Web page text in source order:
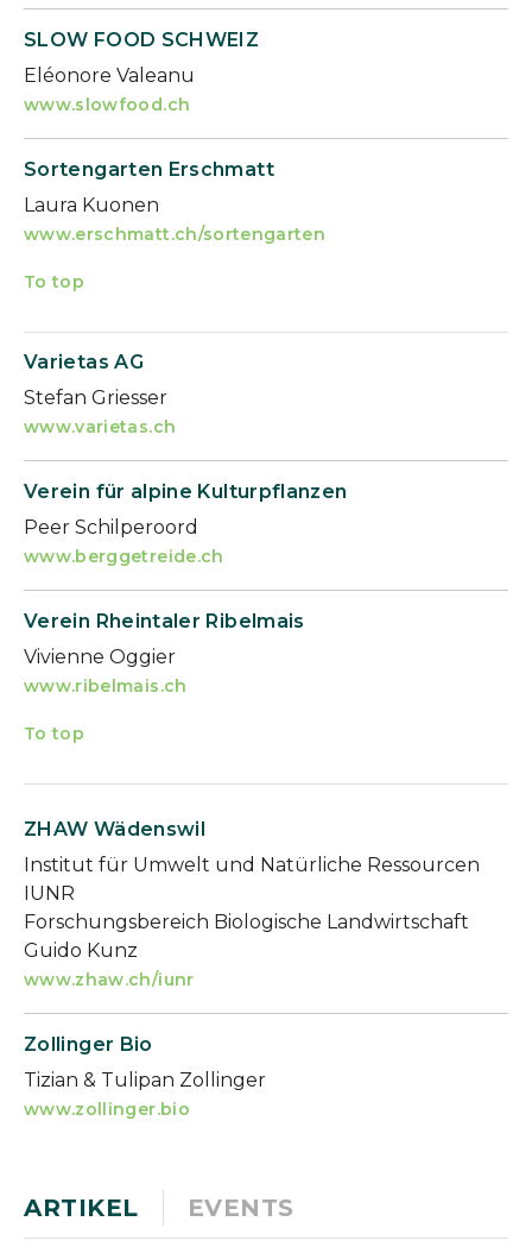
SLOW FOOD SCHWEIZ
Eléonore Valeanu
www.slowfood.ch
Sortengarten Erschmatt
Laura Kuonen
www.erschmatt.ch/sortengarten
To top
Varietas AG
Stefan Griesser
www.varietas.ch
Verein für alpine Kulturpflanzen
Peer Schilperoord
www.berggetreide.ch
Verein Rheintaler Ribelmais
Vivienne Oggier
www.ribelmais.ch
To top
ZHAW Wädenswil
Institut für Umwelt und Natürliche Ressourcen
IUNR
Forschungsbereich Biologische Landwirtschaft
Guido Kunz
www.zhaw.ch/iunr
Zollinger Bio
Tizian & Tulipan Zollinger
www.zollinger.bio
ARTIKEL EVENTS